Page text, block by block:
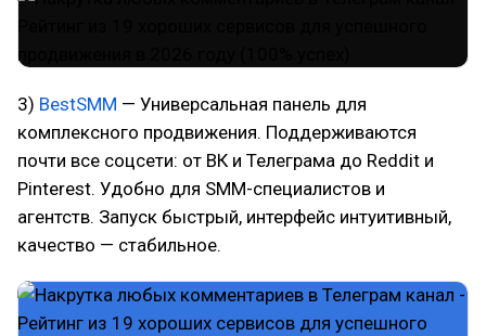
3) BestSMM — Универсальная панель для
комплексного продвижения. Поддерживаются
почти все соцсети: от ВК и Телеграма до Reddit и
Pinterest. Удобно для SMM-специалистов и
агентств. Запуск быстрый, интерфейс интуитивный,
качество — стабильное.